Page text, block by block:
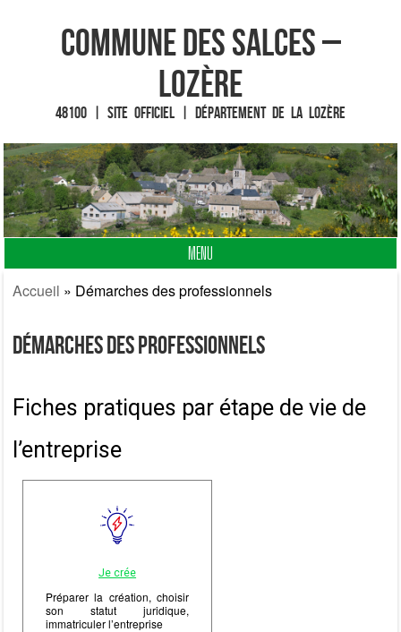
Commune des Salces –
Lozère
48100 | Site officiel | Département de la Lozère
MENU
Fin du contenu
Accueil » Démarches des professionnels
Démarches des professionnels
Fiches pratiques par étape de vie de
l’entreprise
Je crée
Préparer la création, choisir
son statut juridique,
immatriculer l’entreprise